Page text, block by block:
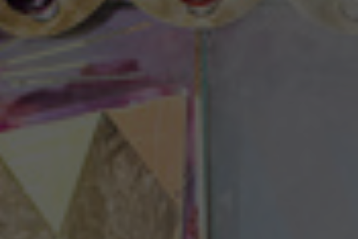
Spielstätten
Spielzeitheft